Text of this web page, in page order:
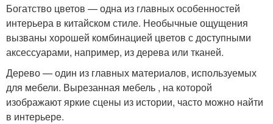
Богатство цветов — одна из главных особенностей
интерьера в китайском стиле. Необычные ощущения
вызваны хорошей комбинацией цветов с доступными
аксессуарами, например, из дерева или тканей.
Дерево — один из главных материалов, используемых
для мебели. Вырезанная мебель , на которой
изображают яркие сцены из истории, часто можно найти
в интерьере.